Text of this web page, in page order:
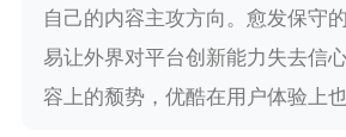
自己的内容主攻方向。愈发保守
易让外界对平台创新能力失去信
容上的颓势，优酷在用户体验上也